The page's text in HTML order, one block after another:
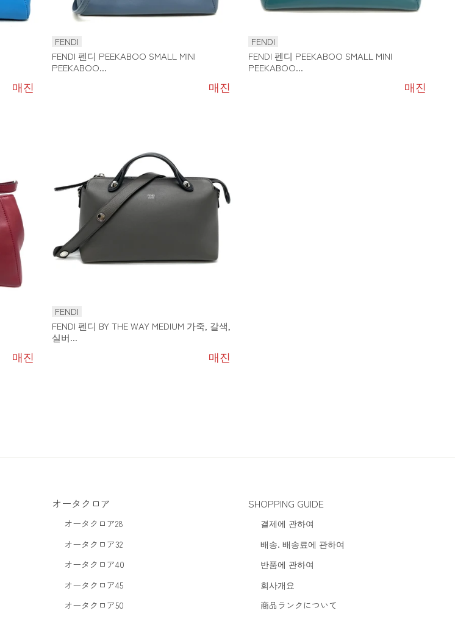
매진
FENDI
FENDI 펜디 PEEKABOO SMALL MINI
PEEKABOO...
매진
FENDI
FENDI 펜디 PEEKABOO SMALL MINI
PEEKABOO...
매진
매진
FENDI
FENDI 펜디 BY THE WAY MEDIUM 가죽, 갈색,
실버...
매진
オータクロア
オータクロア28
オータクロア32
オータクロア40
オータクロア45
オータクロア50
SHOPPING GUIDE
결제에 관하여
배송. 배송료에 관하여
반품에 관하여
회사개요
商品ランクについて